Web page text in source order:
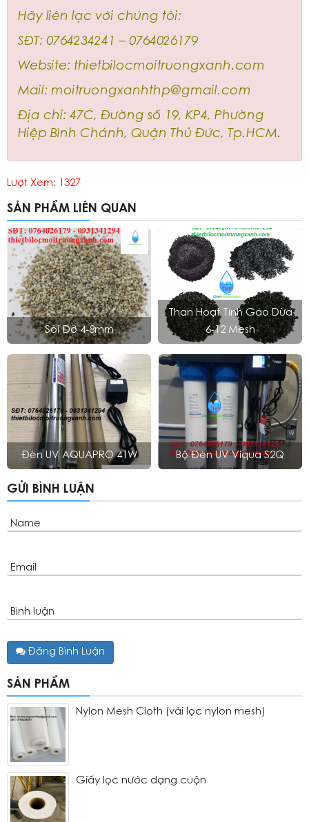
Hãy liên lạc với chúng tôi:
SĐT: 0764234241 – 0764026179
Website: thietbilocmoitruongxanh.com
Mail: moitruongxanhthp@gmail.com
Địa chỉ: 47C, Đường số 19, KP4, Phường
Hiệp Bình Chánh, Quận Thủ Đức, Tp.HCM.
Lượt Xem: 1327
SẢN PHẨM LIÊN QUAN
Sỏi Đỡ 4-8mm
Than Hoạt Tính Gáo Dừa
6-12 Mesh
Đèn UV AQUAPRO 41W Bộ Đèn UV Viqua S2Q
GỬI BÌNH LUẬN
Name
Email
Bình luận
Đăng Bình Luận
SẢN PHẨM
Nylon Mesh Cloth (vải lọc nylon mesh)
Giấy lọc nước dạng cuộn